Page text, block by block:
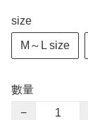
size
M～L size
數量
−